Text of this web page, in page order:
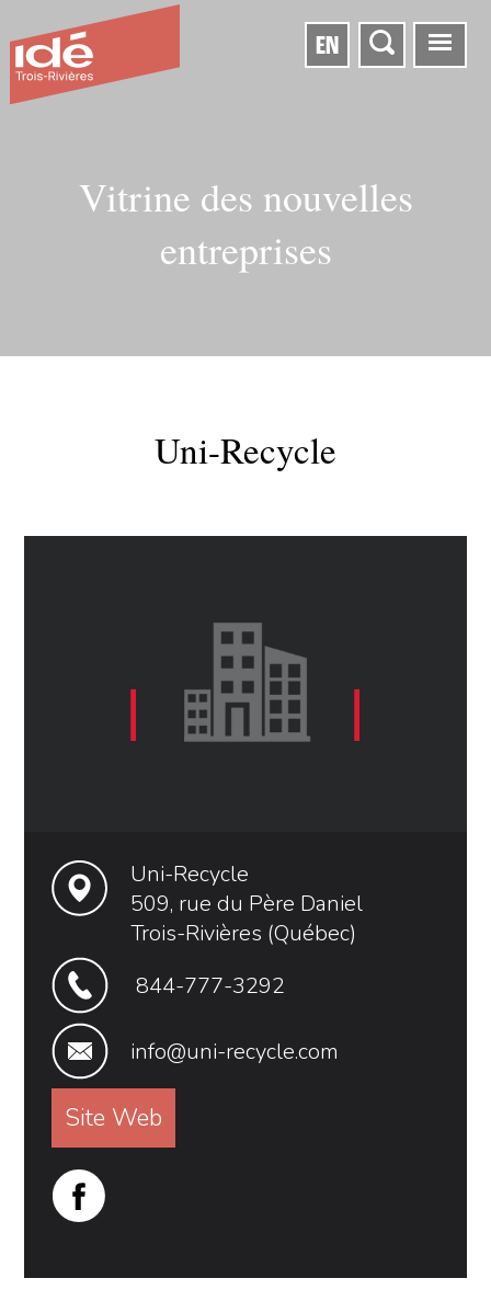
EN
Vitrine des nouvelles
entreprises
Uni-Recycle
Uni-Recycle
509, rue du Père Daniel
Trois-Rivières (Québec)
844-777-3292
info@uni-recycle.com
Site Web